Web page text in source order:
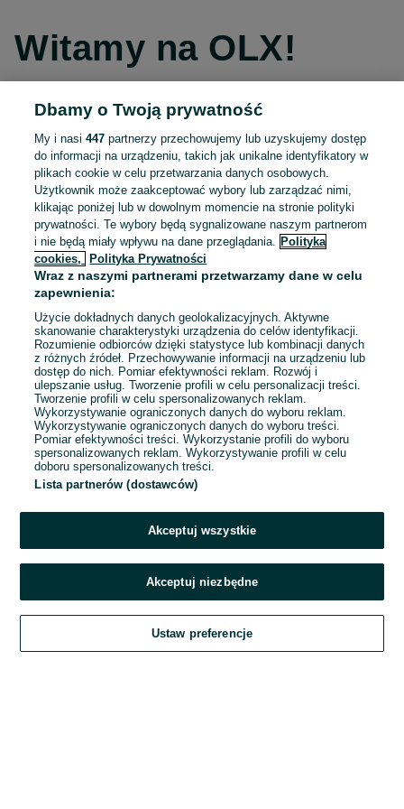
Witamy na OLX!
Kontynuuj przez Facebooka
Kontynuuj przez konto Apple
Kontynuuj przez konto Google
LUB
E-mail
Hasło
Zaloguj się
Kontynuując za pośrednictwem jednego z dostawców wskazanych powyżej,
OLX.pl w jego aktualnym brzmieniu.
Dbamy o Twoją prywatność
My i nasi447 partnerzy przechowujemy lub uzyskujemy dostęp
do informacji na urządzeniu, takich jak unikalne identyfikatory w
plikach cookie w celu przetwarzania danych osobowych.
Użytkownik może zaakceptować wybory lub zarządzać nimi,
klikając poniżej lub w dowolnym momencie na stronie polityki
prywatności. Te wybory będą sygnalizowane naszym partnerom
i nie będą miały wpływu na dane przeglądania.
Polityka
cookies,
Polityka Prywatności
Wraz z naszymi partnerami przetwarzamy dane w celu
zapewnienia:
Użycie dokładnych danych geolokalizacyjnych. Aktywne
skanowanie charakterystyki urządzenia do celów identyfikacji.
Rozumienie odbiorców dzięki statystyce lub kombinacji danych
z różnych źródeł. Przechowywanie informacji na urządzeniu lub
dostęp do nich. Pomiar efektywności reklam. Rozwój i
ulepszanie usług. Tworzenie profili w celu personalizacji treści.
Tworzenie profili w celu spersonalizowanych reklam.
Wykorzystywanie ograniczonych danych do wyboru reklam.
Wykorzystywanie ograniczonych danych do wyboru treści.
Pomiar efektywności treści. Wykorzystanie profili do wyboru
spersonalizowanych reklam. Wykorzystywanie profili w celu
doboru spersonalizowanych treści.
Lista partnerów (dostawców)
Akceptuj wszystkie
Akceptuj niezbędne
Ustaw preferencje